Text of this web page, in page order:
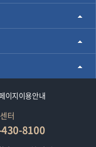
이지이용안내
터
8100